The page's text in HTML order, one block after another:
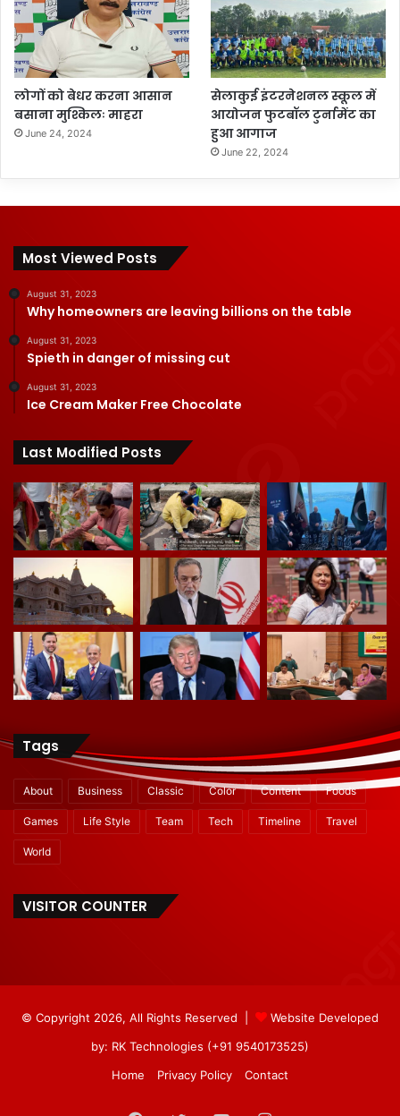
लोगों को बेधर करना आसान
बसाना मुश्किलः माहरा
June 24, 2024
सेलाकुई इंटरनेशनल स्कूल में
आयोजन फुटबॉल टुर्नामेंट का
हुआ आगाज
June 22, 2024
Most Viewed Posts
August 31, 2023
Why homeowners are leaving billions on the table
August 31, 2023
Spieth in danger of missing cut
August 31, 2023
Ice Cream Maker Free Chocolate
Last Modified Posts
Tags
About Business Classic Color Content Foods
Games Life Style Team Tech Timeline Travel
World
VISITOR COUNTER
© Copyright 2026, All Rights Reserved |
Website Developed
by: RK Technologies (+91 9540173525)
Home
Privacy Policy Contact